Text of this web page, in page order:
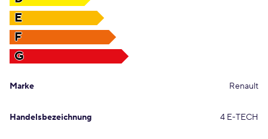
E
F
G
Marke Renault
Handelsbezeichnung 4 E-TECH